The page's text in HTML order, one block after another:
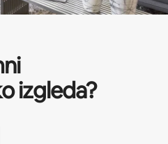
izgleda?